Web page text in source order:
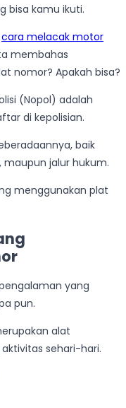
bisa kamu ikuti.
cara melacak motor
membahas
nomor? Apakah bisa?
(Nopol) adalah
di kepolisian.
baik
maupun jalur hukum.
menggunakan plat
yang
pun.
alat
sehari-hari.